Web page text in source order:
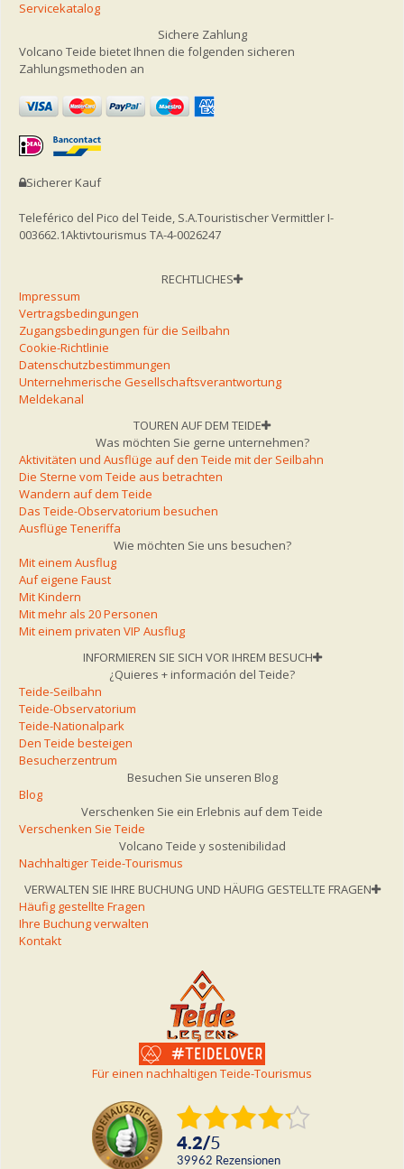
Servicekatalog
Sichere Zahlung
Volcano Teide bietet Ihnen die folgenden sicheren
Zahlungsmethoden an
Sicherer Kauf
Teleférico del Pico del Teide, S.A.Touristischer Vermittler I-
003662.1Aktivtourismus TA-4-0026247
RECHTLICHES
Impressum
Vertragsbedingungen
Zugangsbedingungen für die Seilbahn
Cookie-Richtlinie
Datenschutzbestimmungen
Unternehmerische Gesellschaftsverantwortung
Meldekanal
TOUREN AUF DEM TEIDE
Was möchten Sie gerne unternehmen?
Aktivitäten und Ausflüge auf den Teide mit der Seilbahn
Die Sterne vom Teide aus betrachten
Wandern auf dem Teide
Das Teide-Observatorium besuchen
Ausflüge Teneriffa
Wie möchten Sie uns besuchen?
Mit einem Ausflug
Auf eigene Faust
Mit Kindern
Mit mehr als 20 Personen
Mit einem privaten VIP Ausflug
INFORMIEREN SIE SICH VOR IHREM BESUCH
¿Quieres + información del Teide?
Teide-Seilbahn
Teide-Observatorium
Teide-Nationalpark
Den Teide besteigen
Besucherzentrum
Besuchen Sie unseren Blog
Blog
Verschenken Sie ein Erlebnis auf dem Teide
Verschenken Sie Teide
Volcano Teide y sostenibilidad
Nachhaltiger Teide-Tourismus
VERWALTEN SIE IHRE BUCHUNG UND HÄUFIG GESTELLTE FRAGEN
Häufig gestellte Fragen
Ihre Buchung verwalten
Kontakt
Für einen nachhaltigen Teide-Tourismus
4.2/5
39962 rezensionen